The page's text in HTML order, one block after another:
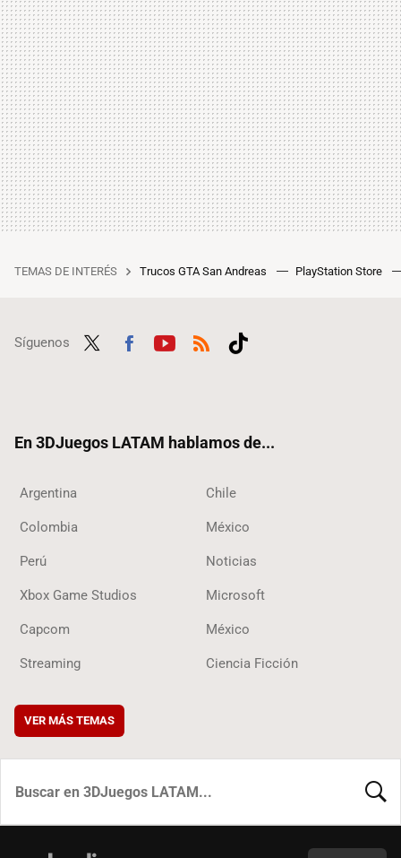
TEMAS DE INTERÉS Trucos GTA San Andreas PlayStation Store
Síguenos
En 3DJuegos LATAM hablamos de...
Argentina Chile
Colombia México
Perú Noticias
Xbox Game Studios Microsoft
Capcom México
Streaming Ciencia Ficción
VER MÁS TEMAS